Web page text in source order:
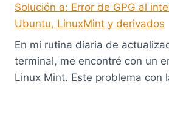
Solución a: Error de GPG al
Ubuntu, LinuxMint y derivados
En mi rutina diaria de
terminal, me encontré con un
Linux Mint. Este problema con